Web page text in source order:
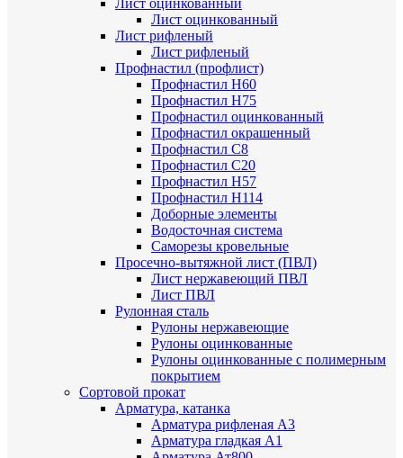
Лист оцинкованный
Лист оцинкованный
Лист рифленый
Лист рифленый
Профнастил (профлист)
Профнастил Н60
Профнастил Н75
Профнастил оцинкованный
Профнастил окрашенный
Профнастил С8
Профнастил С20
Профнастил Н57
Профнастил Н114
Доборные элементы
Водосточная система
Саморезы кровельные
Просечно-вытяжной лист (ПВЛ)
Лист нержавеющий ПВЛ
Лист ПВЛ
Рулонная сталь
Рулоны нержавеющие
Рулоны оцинкованные
Рулоны оцинкованные с полимерным
покрытием
Сортовой прокат
Арматура, катанка
Арматура рифленая А3
Арматура гладкая А1